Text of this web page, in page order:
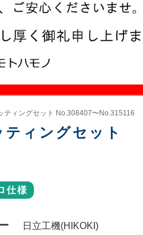
ティングセット No.308407〜No.315116
ィングセット
仕様
日立工機(HIKOKI)